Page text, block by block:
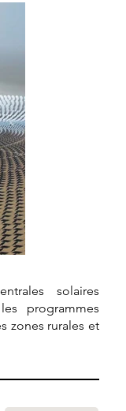
solaires
programmes
zones rurales et